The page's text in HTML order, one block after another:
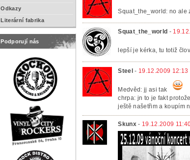
Odkazy
Literární fabrika
Podporují nás
Squat_the_world: no ale
Squat_the_world -
lepší je kérka, tu totiž
Steel - 19.12.2009 12:13
Medvěd: jj asi tak
chrpa: jn to je fakt
ještě našetřim a koupím
Skunx - 19.12.2009